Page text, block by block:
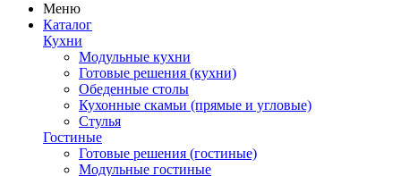
Меню
Каталог
Кухни
Модульные кухни
Готовые решения (кухни)
Обеденные столы
Кухонные скамьи (прямые и угловые)
Стулья
Гостиные
Готовые решения (гостиные)
Модульные гостиные